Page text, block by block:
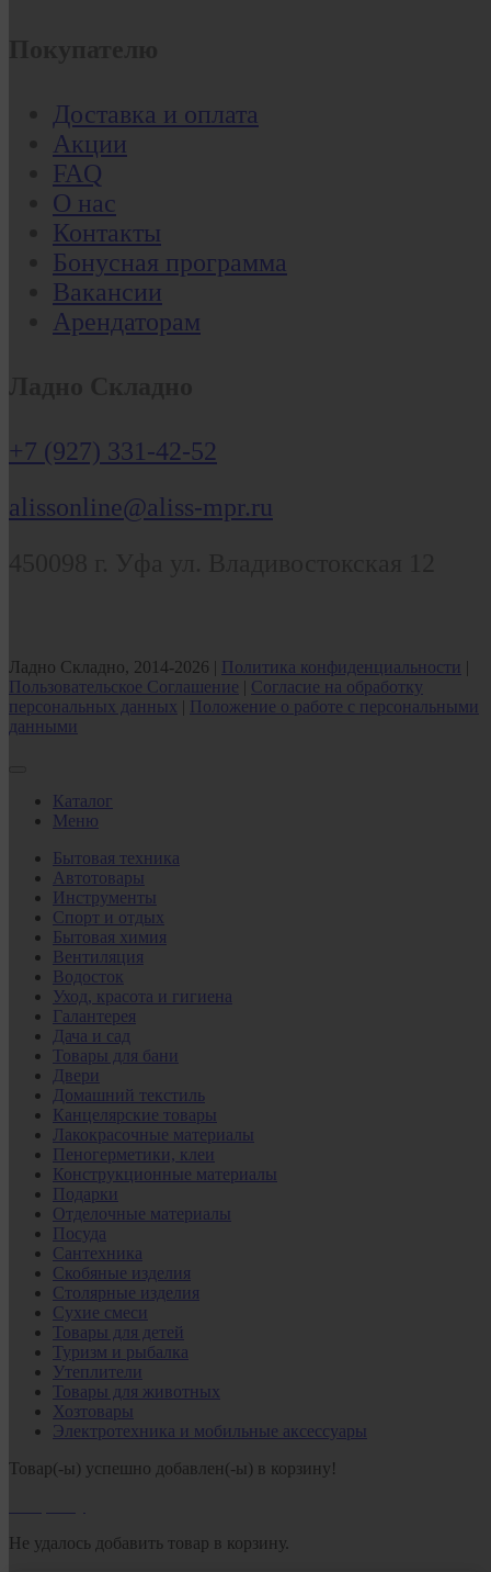
Доставка и оплата
Акции
FAQ
О нас
Контакты
Бонусная программа
Вакансии
Арендаторам
+7 (927) 331-42-52
alissonline@aliss-mpr.ru
Ладно Складно, 2014-2026 | Политика конфиденциальности |
Пользовательское Соглашение | Согласие на обработку
персональных данных | Положение о работе с персональными
данными
Каталог
Меню
Бытовая техника
Автотовары
Инструменты
Спорт и отдых
Бытовая химия
Вентиляция
Водосток
Уход, красота и гигиена
Галантерея
Дача и сад
Товары для бани
Двери
Домашний текстиль
Канцелярские товары
Лакокрасочные материалы
Пеногерметики, клеи
Конструкционные материалы
Подарки
Отделочные материалы
Посуда
Сантехника
Скобяные изделия
Столярные изделия
Сухие смеси
Товары для детей
Туризм и рыбалка
Утеплители
Товары для животных
Хозтовары
Электротехника и мобильные аксессуары
Товар(-ы) успешно добавлен(-ы) в корзину!
Не удалось добавить товар в корзину.